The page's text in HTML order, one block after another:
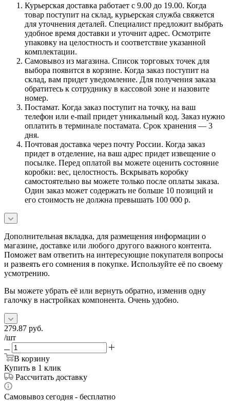
Курьерская доставка работает с 9.00 до 19.00. Когда
товар поступит на склад, курьерская служба свяжется
для уточнения деталей. Специалист предложит выбрать
удобное время доставки и уточнит адрес. Осмотрите
упаковку на целостность и соответствие указанной
комплектации.
Самовывоз из магазина. Список торговых точек для
выбора появится в корзине. Когда заказ поступит на
склад, вам придет уведомление. Для получения заказа
обратитесь к сотруднику в кассовой зоне и назовите
номер.
Постамат. Когда заказ поступит на точку, на ваш
телефон или e-mail придет уникальный код. Заказ нужно
оплатить в терминале постамата. Срок хранения — 3
дня.
Почтовая доставка через почту России. Когда заказ
придет в отделение, на ваш адрес придет извещение о
посылке. Перед оплатой вы можете оценить состояние
коробки: вес, целостность. Вскрывать коробку
самостоятельно вы можете только после оплаты заказа.
Один заказ может содержать не больше 10 позиций и
его стоимость не должна превышать 100 000 р.
Дополнительная вкладка, для размещения информации о
магазине, доставке или любого другого важного контента.
Поможет вам ответить на интересующие покупателя вопросы
и развеять его сомнения в покупке. Используйте её по своему
усмотрению.
Вы можете убрать её или вернуть обратно, изменив одну
галочку в настройках компонента. Очень удобно.
279.87 руб.
/шт
В корзину
Купить в 1 клик
Рассчитать доставку
Самовывоз сегодня - бесплатно